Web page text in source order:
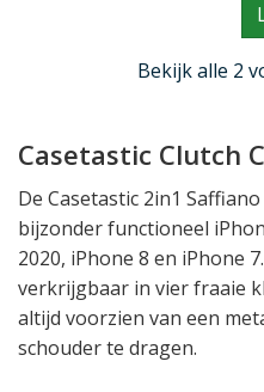
Bekijk alle 2
Casetastic Clutch
De Casetastic 2in1
bijzonder functioneel
2020, iPhone 8 en iPhone
verkrijgbaar in vier fraaie
altijd voorzien van een
schouder te dragen.